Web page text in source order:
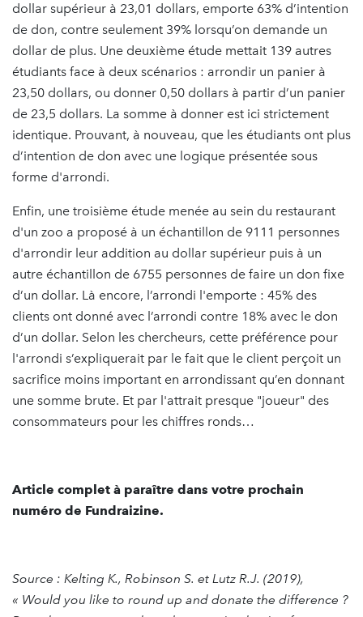
dollar supérieur à 23,01 dollars, emporte 63% d’intention
de don, contre seulement 39% lorsqu’on demande un
dollar de plus. Une deuxième étude mettait 139 autres
étudiants face à deux scénarios : arrondir un panier à
23,50 dollars, ou donner 0,50 dollars à partir d’un panier
de 23,5 dollars. La somme à donner est ici strictement
identique. Prouvant, à nouveau, que les étudiants ont plus
d’intention de don avec une logique présentée sous
forme d'arrondi.
Enfin, une troisième étude menée au sein du restaurant
d'un zoo a proposé à un échantillon de 9111 personnes
d'arrondir leur addition au dollar supérieur puis à un
autre échantillon de 6755 personnes de faire un don fixe
d’un dollar. Là encore, l’arrondi l'emporte : 45% des
clients ont donné avec l’arrondi contre 18% avec le don
d’un dollar. Selon les chercheurs, cette préférence pour
l'arrondi s’expliquerait par le fait que le client perçoit un
sacrifice moins important en arrondissant qu’en donnant
une somme brute. Et par l'attrait presque "joueur" des
consommateurs pour les chiffres ronds…
Article complet à paraître dans votre prochain
numéro de Fundraizine.
Source : Kelting K., Robinson S. et Lutz R.J. (2019),
« Would you like to round up and donate the difference ?